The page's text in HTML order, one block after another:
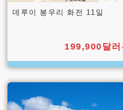
데루이 봉우리 화전 11일
199,900달